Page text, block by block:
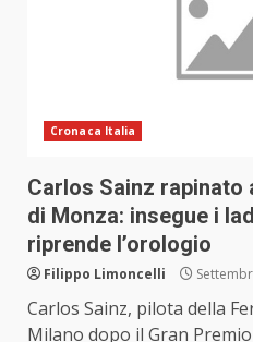
Cronaca Italia
Carlos Sainz rapinato
di Monza: insegue i
riprende l’orologio
Filippo Limoncelli
Carlos Sainz, pilota della
Milano dopo il Gran Premio